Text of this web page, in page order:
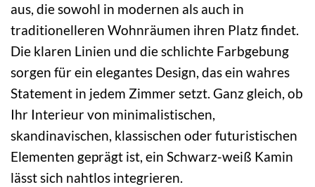
aus, die sowohl in modernen als auch in
traditionelleren Wohnräumen ihren Platz findet.
Die klaren Linien und die schlichte Farbgebung
sorgen für ein elegantes Design, das ein wahres
Statement in jedem Zimmer setzt. Ganz gleich, ob
Ihr Interieur von minimalistischen,
skandinavischen, klassischen oder futuristischen
Elementen geprägt ist, ein Schwarz-weiß Kamin
lässt sich nahtlos integrieren.